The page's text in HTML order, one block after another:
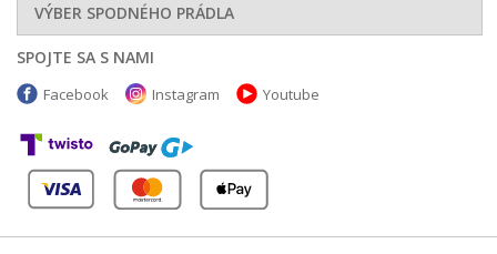
VÝBER SPODNÉHO PRÁDLA
SPOJTE SA S NAMI
Facebook Instagram Youtube